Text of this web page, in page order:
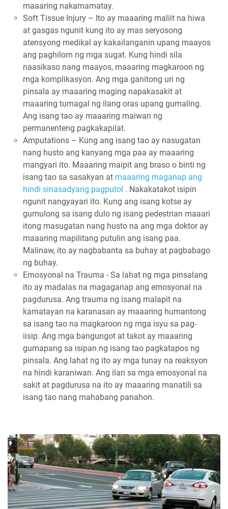
maaaring nakamamatay.
Soft Tissue Injury – Ito ay maaaring maliit na hiwa
at gasgas ngunit kung ito ay mas seryosong
atensyong medikal ay kakailanganin upang maayos
ang paghilom ng mga sugat. Kung hindi sila
naasikaso nang maayos, maaaring magkaroon ng
mga komplikasyon. Ang mga ganitong uri ng
pinsala ay maaaring maging napakasakit at
maaaring tumagal ng ilang oras upang gumaling.
Ang isang tao ay maaaring maiwan ng
permanenteng pagkakapilat.
Amputations – Kung ang isang tao ay nasugatan
nang husto ang kanyang mga paa ay maaaring
mangyari ito. Maaaring maipit ang braso o binti ng
isang tao sa sasakyan at maaaring maganap ang
hindi sinasadyang pagputol . Nakakatakot isipin
ngunit nangyayari ito. Kung ang isang kotse ay
gumulong sa isang dulo ng isang pedestrian maaari
itong masugatan nang husto na ang mga doktor ay
maaaring mapilitang putulin ang isang paa.
Malinaw, ito ay nagbabanta sa buhay at pagbabago
ng buhay.
Emosyonal na Trauma - Sa lahat ng mga pinsalang
ito ay madalas na magaganap ang emosyonal na
pagdurusa. Ang trauma ng isang malapit na
kamatayan na karanasan ay maaaring humantong
sa isang tao na magkaroon ng mga isyu sa pag-
iisip. Ang mga bangungot at takot ay maaaring
gumapang sa isipan ng isang tao pagkatapos ng
pinsala. Ang lahat ng ito ay mga tunay na reaksyon
na hindi karaniwan. Ang ilan sa mga emosyonal na
sakit at pagdurusa na ito ay maaaring manatili sa
isang tao nang mahabang panahon.